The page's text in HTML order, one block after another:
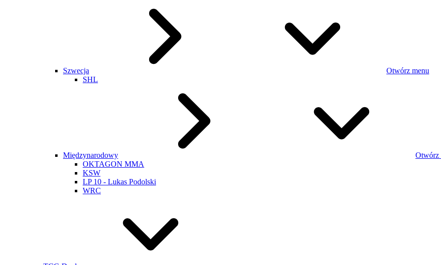
Szwecja
Otwórz menu
SHL
Międzynarodowy
Otwórz
OKTAGON MMA
KSW
LP 10 - Lukas Podolski
WRC